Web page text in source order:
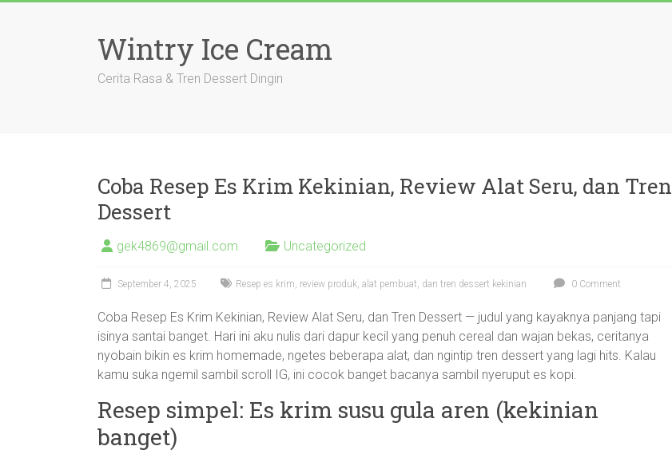
Wintry Ice Cream
Cerita Rasa & Tren Dessert Dingin
Coba Resep Es Krim Kekinian, Review Alat Seru, dan Tren
Dessert
gek4869@gmail.com Uncategorized
September 4, 2025 Resep es krim, review produk, alat pembuat, dan tren dessert kekinian 0 Comment
Coba Resep Es Krim Kekinian, Review Alat Seru, dan Tren Dessert — judul yang kayaknya panjang tapi
isinya santai banget. Hari ini aku nulis dari dapur kecil yang penuh cereal dan wajan bekas, ceritanya
nyobain bikin es krim homemade, ngetes beberapa alat, dan ngintip tren dessert yang lagi hits. Kalau
kamu suka ngemil sambil scroll IG, ini cocok banget bacanya sambil nyeruput es kopi.
Resep simpel: Es krim susu gula aren (kekinian
banget)